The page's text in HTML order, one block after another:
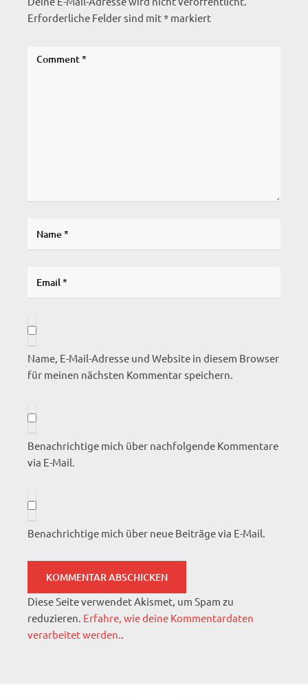
Erforderliche Felder sind mit* markiert
Name, E-Mail-Adresse und Website in diesem Browser
für meinen nächsten Kommentar speichern.
Benachrichtige mich über nachfolgende Kommentare
via E-Mail.
Benachrichtige mich über neue Beiträge via E-Mail.
Diese Seite verwendet Akismet, um Spam zu
reduzieren. Erfahre, wie deine Kommentardaten
verarbeitet werden..